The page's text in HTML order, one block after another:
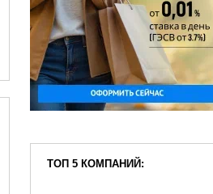
ТОП 5 КОМПАНИЙ: